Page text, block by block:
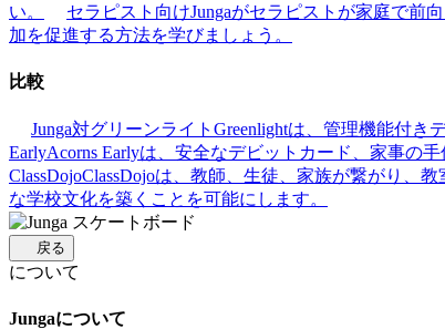
い。
セラピスト向けJungaがセラピストが家庭で前
加を促進する方法を学びましょう。
比較
Junga対グリーンライト Greenlightは、管理機能付き
EarlyAcorns Earlyは、安全なデビットカード、家事の
ClassDojoClassDojoは、教師、生徒、家族が繋がり、
な学校文化を築くことを可能にします。
戻る
について
Jungaについて